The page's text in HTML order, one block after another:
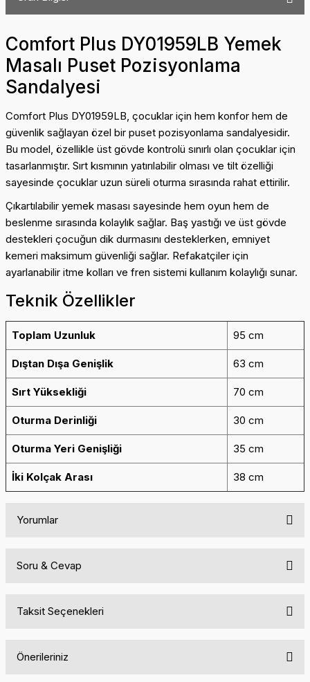
Comfort Plus DY01959LB Yemek
Masalı Puset Pozisyonlama
Sandalyesi
Comfort Plus DY01959LB, çocuklar için hem konfor hem de
güvenlik sağlayan özel bir puset pozisyonlama sandalyesidir.
Bu model, özellikle üst gövde kontrolü sınırlı olan çocuklar için
tasarlanmıştır. Sırt kısmının yatırılabilir olması ve tilt özelliği
sayesinde çocuklar uzun süreli oturma sırasında rahat ettirilir.
Çıkartılabilir yemek masası sayesinde hem oyun hem de
beslenme sırasında kolaylık sağlar. Baş yastığı ve üst gövde
destekleri çocuğun dik durmasını desteklerken, emniyet
kemeri maksimum güvenliği sağlar. Refakatçiler için
ayarlanabilir itme kolları ve fren sistemi kullanım kolaylığı sunar.
Teknik Özellikler
Toplam Uzunluk 95 cm
Dıştan Dışa Genişlik 63 cm
Sırt Yüksekliği 70 cm
Oturma Derinliği 30 cm
Oturma Yeri Genişliği 35 cm
İki Kolçak Arası 38 cm
Yorumlar
Soru & Cevap
Taksit Seçenekleri
Önerileriniz